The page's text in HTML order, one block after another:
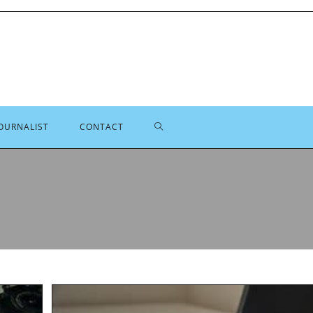
CONTACT TOGGLE